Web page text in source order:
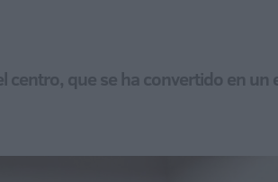
que se ha convertido en